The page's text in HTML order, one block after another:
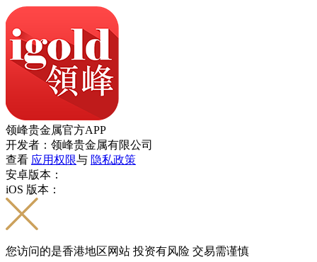
领峰贵金属官方APP
开发者：领峰贵金属有限公司
查看 应用权限与 隐私政策
安卓版本：
iOS 版本：
您访问的是香港地区网站 投资有风险 交易需谨慎